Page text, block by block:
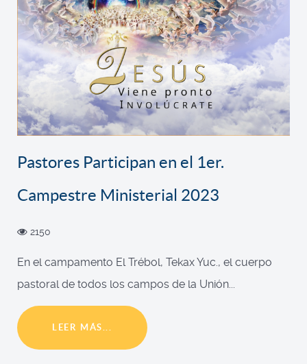
Pastores Participan en el 1er.
Campestre Ministerial 2023
2150
En el campamento El Trébol, Tekax Yuc., el cuerpo
pastoral de todos los campos de la Unión...
LEER MÁS...